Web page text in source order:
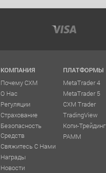
КОМПАНИЯ
Почему CXM
О Нас
Регуляции
Страхование
Безопасность
Средств
Свяжитесь С Нами
Награды
Новости
ПЛАТФОРМЫ
MetaTrader 4
MetaTrader 5
CXM Trader
TradingView
Копи-Трейдинг
PAMM